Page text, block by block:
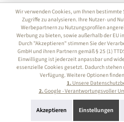
Wir verwenden Cookies, um Ihnen
Zugriffe zu analysieren. Ihre Nutzer- und
Werbepartnern zu Nutzungsprofilen
Werbung zu bieten, sowie außerhalb der EU
Durch "Akzeptieren" stimmen Sie der
GmbH und ihren Partnern gemäß § 25 (1)
Einwilligung ist jederzeit anpassbar und
essenzielle Cookies gesetzt. Dadurch
Verfügung. Weitere Optionen
1.Unsere
2.Google - Verantwortungsvoller
Akzeptieren Einstellungen